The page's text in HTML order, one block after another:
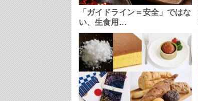
「ガイドライン＝安全」ではな
い、生食用…